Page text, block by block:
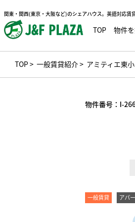
関東・関西(東京・大阪など)のシェアハウス。英語対応賃
TOP 物件
TOP> 一般賃貸紹介> アミティエ東
物件番号： I-
一般賃貸 アパ